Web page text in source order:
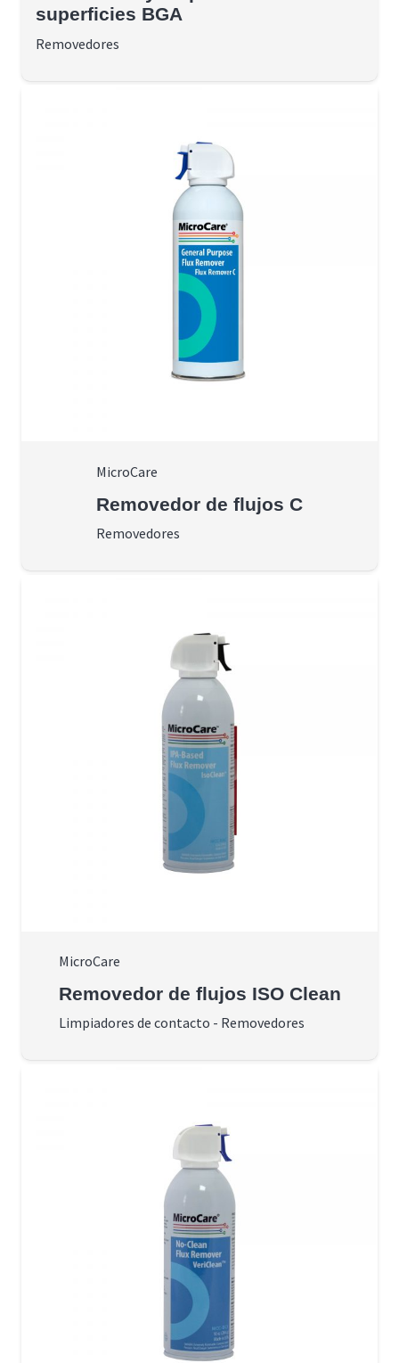
superficies BGA
Removedores
MicroCare
Removedor de flujos C
Removedores
MicroCare
Removedor de flujos ISO Clean
Limpiadores de contacto - Removedores